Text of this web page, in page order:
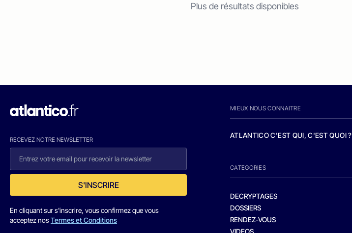
Plus de résultats disponibles
RECEVEZ NOTRE NEWSLETTER
S'INSCRIRE
En cliquant sur s'inscrire, vous confirmez que vous
acceptez nosTermes et Conditions
MIEUX NOUS CONNAITRE
ATLANTICO C'EST QUI, C'EST QUOI ?
CATEGORIES
DECRYPTAGES
DOSSIERS
RENDEZ-VOUS
VIDEOS